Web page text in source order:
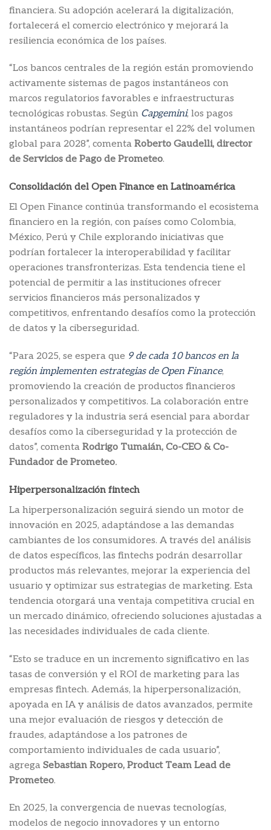
financiera. Su adopción acelerará la digitalización,
fortalecerá el comercio electrónico y mejorará la
resiliencia económica de los países.
“Los bancos centrales de la región están promoviendo
activamente sistemas de pagos instantáneos con
marcos regulatorios favorables e infraestructuras
tecnológicas robustas. Según Capgemini, los pagos
instantáneos podrían representar el 22% del volumen
global para 2028”, comenta Roberto Gaudelli, director
de Servicios de Pago de Prometeo.
Consolidación del Open Finance en Latinoamérica
El Open Finance continúa transformando el ecosistema
financiero en la región, con países como Colombia,
México, Perú y Chile explorando iniciativas que
podrían fortalecer la interoperabilidad y facilitar
operaciones transfronterizas. Esta tendencia tiene el
potencial de permitir a las instituciones ofrecer
servicios financieros más personalizados y
competitivos, enfrentando desafíos como la protección
de datos y la ciberseguridad.
“Para 2025, se espera que 9 de cada 10 bancos en la
región implementen estrategias de Open Finance,
promoviendo la creación de productos financieros
personalizados y competitivos. La colaboración entre
reguladores y la industria será esencial para abordar
desafíos como la ciberseguridad y la protección de
datos”, comenta Rodrigo Tumaián, Co-CEO & Co-
Fundador de Prometeo.
Hiperpersonalización fintech
La hiperpersonalización seguirá siendo un motor de
innovación en 2025, adaptándose a las demandas
cambiantes de los consumidores. A través del análisis
de datos específicos, las fintechs podrán desarrollar
productos más relevantes, mejorar la experiencia del
usuario y optimizar sus estrategias de marketing. Esta
tendencia otorgará una ventaja competitiva crucial en
un mercado dinámico, ofreciendo soluciones ajustadas a
las necesidades individuales de cada cliente.
“Esto se traduce en un incremento significativo en las
tasas de conversión y el ROI de marketing para las
empresas fintech. Además, la hiperpersonalización,
apoyada en IA y análisis de datos avanzados, permite
una mejor evaluación de riesgos y detección de
fraudes, adaptándose a los patrones de
comportamiento individuales de cada usuario”,
agrega Sebastian Ropero, Product Team Lead de
Prometeo.
En 2025, la convergencia de nuevas tecnologías,
modelos de negocio innovadores y un entorno